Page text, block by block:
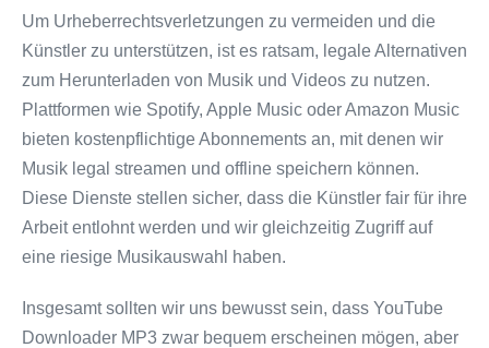
Um Urheberrechtsverletzungen zu vermeiden und die
Künstler zu unterstützen, ist es ratsam, legale Alternativen
zum Herunterladen von Musik und Videos zu nutzen.
Plattformen wie Spotify, Apple Music oder Amazon Music
bieten kostenpflichtige Abonnements an, mit denen wir
Musik legal streamen und offline speichern können.
Diese Dienste stellen sicher, dass die Künstler fair für ihre
Arbeit entlohnt werden und wir gleichzeitig Zugriff auf
eine riesige Musikauswahl haben.
Insgesamt sollten wir uns bewusst sein, dass YouTube
Downloader MP3 zwar bequem erscheinen mögen, aber